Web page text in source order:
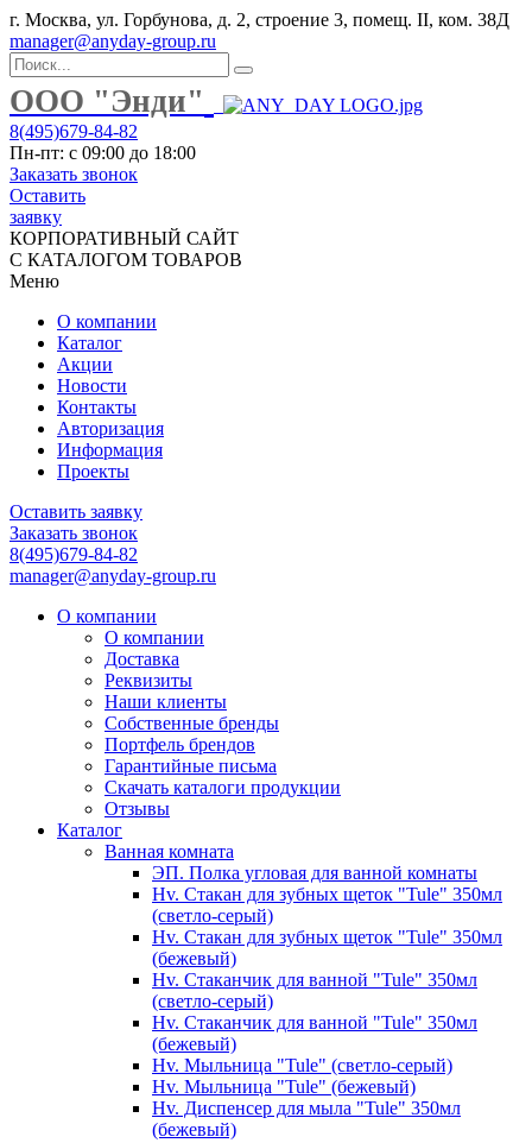
г. Москва, ул. Горбунова, д. 2, строение 3, помещ. II, ком. 38Д
manager@anyday-group.ru
ООО "Энди"
8(495)679-84-82
Пн-пт: с 09:00 до 18:00
Заказать звонок
Оставить
заявку
КОРПОРАТИВНЫЙ САЙТ
С КАТАЛОГОМ ТОВАРОВ
Меню
О компании
Каталог
Акции
Новости
Контакты
Авторизация
Информация
Проекты
Оставить заявку
Заказать звонок
8(495)679-84-82
manager@anyday-group.ru
О компании
О компании
Доставка
Реквизиты
Наши клиенты
Собственные бренды
Портфель брендов
Гарантийные письма
Скачать каталоги продукции
Отзывы
Каталог
Ванная комната
ЭП. Полка угловая для ванной комнаты
Hv. Стакан для зубных щеток "Tule" 350мл
(светло-серый)
Hv. Стакан для зубных щеток "Tule" 350мл
(бежевый)
Hv. Стаканчик для ванной "Tule" 350мл
(светло-серый)
Hv. Стаканчик для ванной "Tule" 350мл
(бежевый)
Hv. Мыльница "Tule" (светло-серый)
Hv. Мыльница "Tule" (бежевый)
Hv. Диспенсер для мыла "Tule" 350мл
(бежевый)